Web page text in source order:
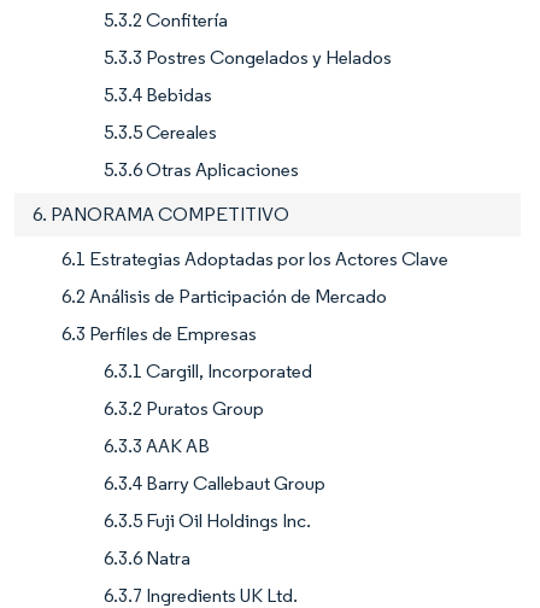
5.3.2 Confitería
5.3.3 Postres Congelados y Helados
5.3.4 Bebidas
5.3.5 Cereales
5.3.6 Otras Aplicaciones
6. PANORAMA COMPETITIVO
6.1 Estrategias Adoptadas por los Actores Clave
6.2 Análisis de Participación de Mercado
6.3 Perfiles de Empresas
6.3.1 Cargill, Incorporated
6.3.2 Puratos Group
6.3.3 AAK AB
6.3.4 Barry Callebaut Group
6.3.5 Fuji Oil Holdings Inc.
6.3.6 Natra
6.3.7 Ingredients UK Ltd.